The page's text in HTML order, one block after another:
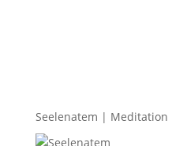
Seelenatem | Meditation